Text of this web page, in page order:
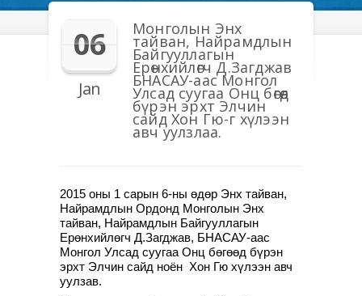
06
Jan
Монголын Энх
тайван, Найрамдлын
Байгууллагын
Ерөнхийлөгч Д.Загджав
БНАСАУ-аас Монгол
Улсад суугаа Онц бөгөөд
бүрэн эрхт Элчин
сайд Хон Гю-г хүлээн
авч уулзлаа.
2015 оны 1 сарын 6-ны өдөр Энх тайван,
Найрамдлын Ордонд Монголын Энх
тайван, Найрамдлын Байгууллагын
Ерөнхийлөгч Д.Загджав, БНАСАУ-аас
Монгол Улсад суугаа Онц бөгөөд бүрэн
эрхт Элчин сайд ноён Хон Гю хүлээн авч
уулзав.